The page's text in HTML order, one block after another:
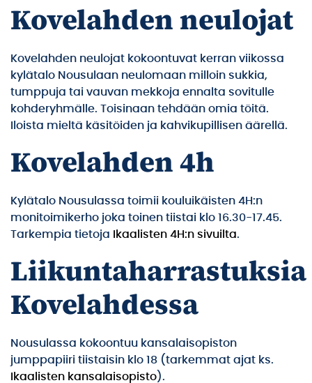
Kovelahden neulojat
Kovelahden neulojat kokoontuvat kerran viikossa
kylätalo Nousulaan neulomaan milloin sukkia,
tumppuja tai vauvan mekkoja ennalta sovitulle
kohderyhmälle. Toisinaan tehdään omia töitä.
Iloista mieltä käsitöiden ja kahvikupillisen äärellä.
Kovelahden 4h
Kylätalo Nousulassa toimii kouluikäisten 4H:n
monitoimikerho joka toinen tiistai klo 16.30-17.45.
Tarkempia tietoja
Ikaalisten 4H:n sivuilta.
Liikuntaharrastuksia
Kovelahdessa
Nousulassa kokoontuu kansalaisopiston
jumppapiiri tiistaisin klo 18 (tarkemmat ajat ks.
Ikaalisten kansalaisopisto).